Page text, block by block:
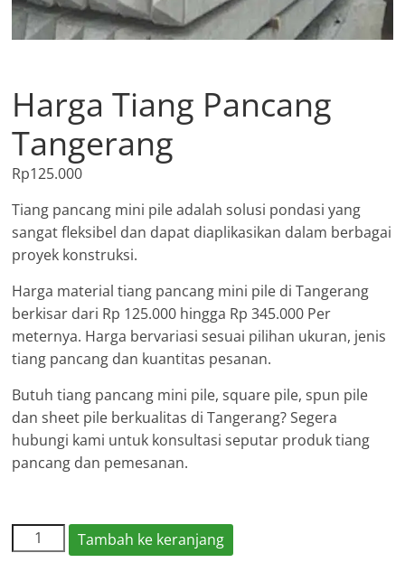
Harga Tiang Pancang
Tangerang
Rp125.000
Tiang pancang mini pile adalah solusi pondasi yang
sangat fleksibel dan dapat diaplikasikan dalam berbagai
proyek konstruksi.
Harga material tiang pancang mini pile di Tangerang
berkisar dari Rp 125.000 hingga Rp 345.000 Per
meternya. Harga bervariasi sesuai pilihan ukuran, jenis
tiang pancang dan kuantitas pesanan.
Butuh tiang pancang mini pile, square pile, spun pile
dan sheet pile berkualitas di Tangerang? Segera
hubungi kami untuk konsultasi seputar produk tiang
pancang dan pemesanan.
Kuantitas
Harga
Tambah ke keranjang